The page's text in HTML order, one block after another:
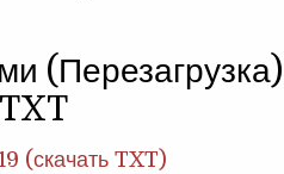
TXT
(скачать TXT)